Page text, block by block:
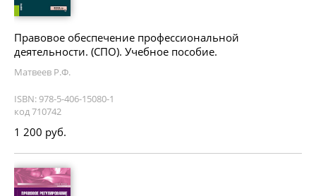
Правовое обеспечение профессиональной
деятельности. (СПО). Учебное пособие.
Матвеев Р.Ф.
ISBN: 978-5-406-15080-1
код 710742
1 200 руб.